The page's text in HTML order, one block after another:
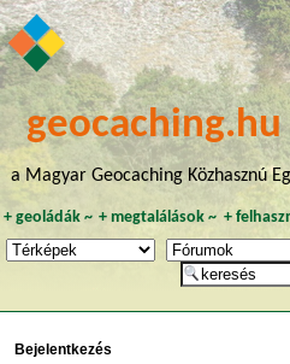
geocaching.hu
a Magyar Geocaching Közhasznú
+ geoládák~ +megtalálások ~ +
Bejelentkezés